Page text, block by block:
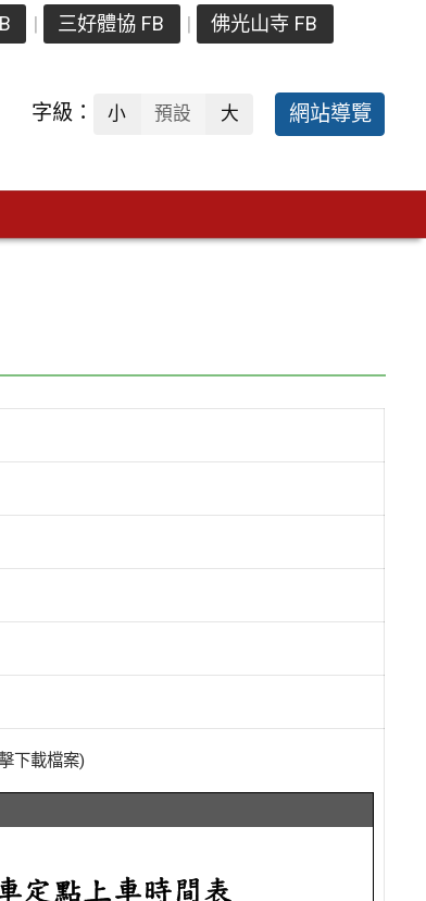
三好體協 FB 佛光山寺 FB
字級： 小 預設 大 網站導覽
下載檔案)